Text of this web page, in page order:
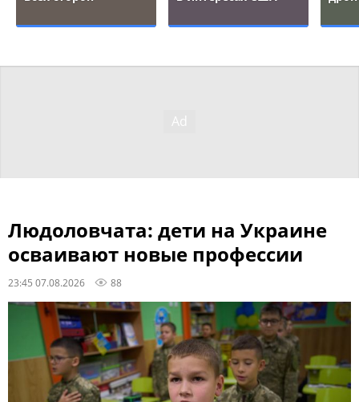
Людоловчата: дети на Украине
осваивают новые профессии
23:45 07.08.2026 88